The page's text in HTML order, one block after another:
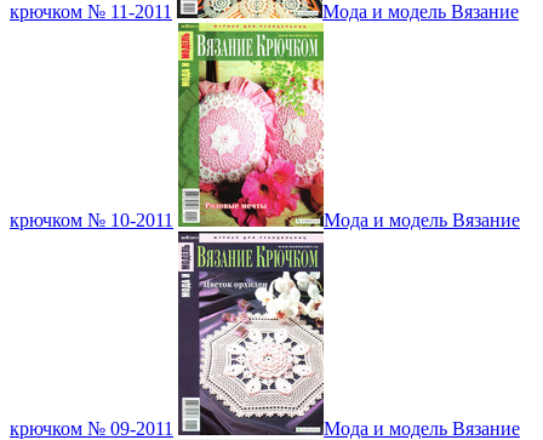
крючком № 11-2011 Мода и модель Вязание
крючком № 10-2011 Мода и модель Вязание
крючком № 09-2011 Мода и модель Вязание